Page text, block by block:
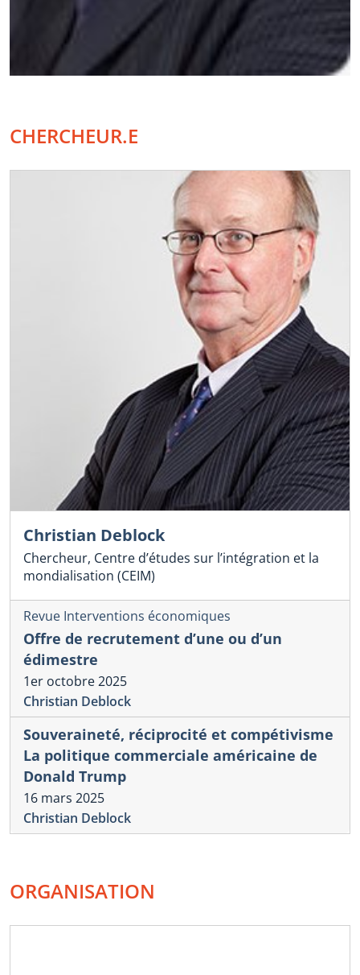
CHERCHEUR.E
Christian Deblock
Chercheur, Centre d’études sur l’intégration et la
mondialisation (CEIM)
Revue Interventions économiques
Offre de recrutement d’une ou d’un
édimestre
1er octobre 2025
Christian Deblock
Souveraineté, réciprocité et compétivisme
La politique commerciale américaine de
Donald Trump
16 mars 2025
Christian Deblock
ORGANISATION